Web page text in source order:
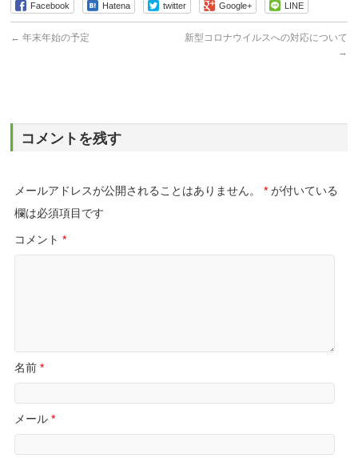
Facebook Hatena twitter Google+ LINE
← 年末年始の予定
新型コロナウイルスへの対応について
→
コメントを残す
メールアドレスが公開されることはありません。 * が付いている
欄は必須項目です
コメント*
名前*
メール*